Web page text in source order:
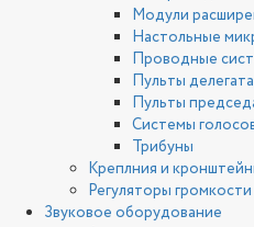
Модули
Настольные
Проводные
Пульты делегата
Пульты
Системы
Трибуны
Креплния и
Регуляторы
Звуковое оборудование